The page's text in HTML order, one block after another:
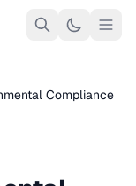
Compliance